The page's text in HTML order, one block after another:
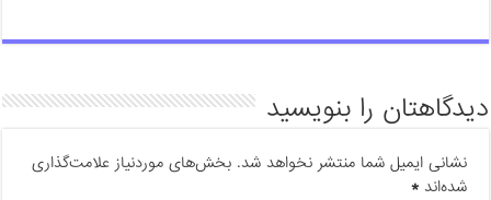
دیدگاهتان را بنویسید
نشانی ایمیل شما منتشر نخواهد شد. بخش‌های موردنیاز علامت‌گذاری
شده‌اند*